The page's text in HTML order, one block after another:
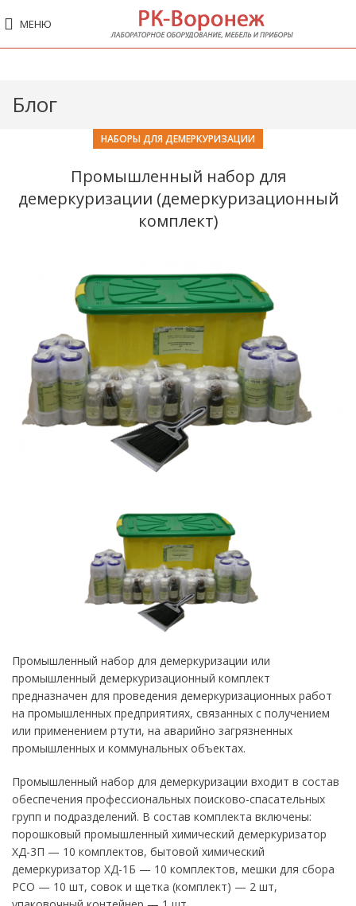
МЕНЮ
Блог
НАБОРЫ ДЛЯ ДЕМЕРКУРИЗАЦИИ
Промышленный набор для
демеркуризации (демеркуризационный
комплект)
Промышленный набор для демеркуризации или
промышленный демеркуризационный комплект
предназначен для проведения демеркуризационных работ
на промышленных предприятиях, связанных с получением
или применением ртути, на аварийно загрязненных
промышленных и коммунальных объектах.
Промышленный набор для демеркуризации входит в состав
обеспечения профессиональных поисково-спасательных
групп и подразделений. В состав комплекта включены:
порошковый промышленный химический демеркуризатор
ХД-3П — 10 комплектов, бытовой химический
демеркуризатор ХД-1Б — 10 комплектов, мешки для сбора
РСО — 10 шт, совок и щетка (комплект) — 2 шт,